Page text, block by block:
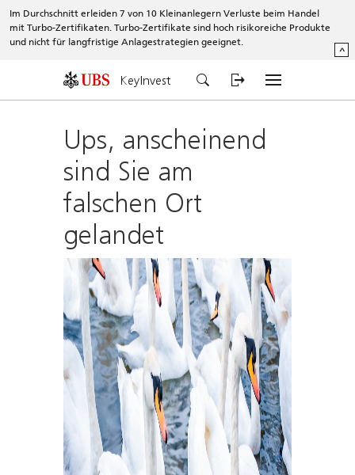
Im Durchschnitt erleiden 7 von 10 Kleinanlegern Verluste beim Handel
mit Turbo-Zertifikaten. Turbo-Zertifikate sind hoch risikoreiche Produkte
und nicht für langfristige Anlagestrategien geeignet.
^
KeyInvest
Ups, anscheinend
sind Sie am
falschen Ort
gelandet